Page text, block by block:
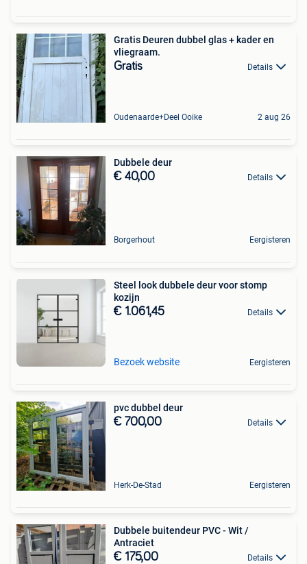
Gratis Deuren dubbel glas + kader en
vliegraam.
Gratis Details
Oudenaarde+Deel Ooike 2 aug 26
Dubbele deur
€ 40,00 Details
Borgerhout Eergisteren
Steel look dubbele deur voor stomp
kozijn
€ 1.061,45 Details
Bezoek website Eergisteren
pvc dubbel deur
€ 700,00 Details
Herk-De-Stad Eergisteren
Dubbele buitendeur PVC - Wit /
Antraciet
€ 175,00 Details